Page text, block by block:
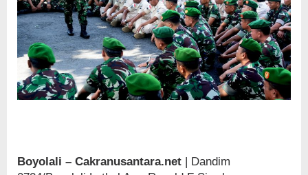
Boyolali – Cakranusantara.net | Dandim